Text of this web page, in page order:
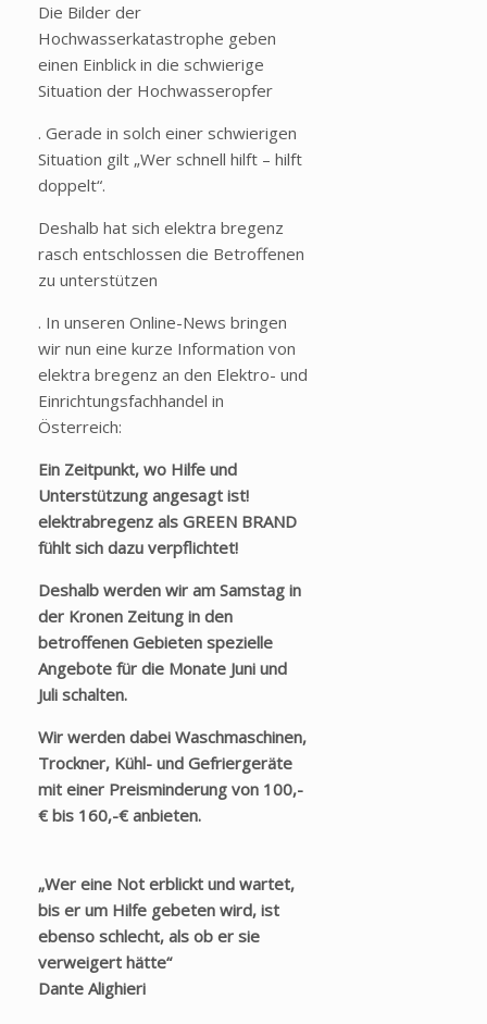
Die Bilder der
Hochwasserkatastrophe geben
einen Einblick in die schwierige
Situation der Hochwasseropfer
. Gerade in solch einer schwierigen
Situation gilt „Wer schnell hilft – hilft
doppelt“.
Deshalb hat sich elektra bregenz
rasch entschlossen die Betroffenen
zu unterstützen
. In unseren Online-News bringen
wir nun eine kurze Information von
elektra bregenz an den Elektro- und
Einrichtungsfachhandel in
Österreich:
Ein Zeitpunkt, wo Hilfe und
Unterstützung angesagt ist!
elektrabregenz als GREEN BRAND
fühlt sich dazu verpflichtet!
Deshalb werden wir am Samstag in
der Kronen Zeitung in den
betroffenen Gebieten spezielle
Angebote für die Monate Juni und
Juli schalten.
Wir werden dabei Waschmaschinen,
Trockner, Kühl- und Gefriergeräte
mit einer Preisminderung von 100,-
€ bis 160,-€ anbieten.
„Wer eine Not erblickt und wartet,
bis er um Hilfe gebeten wird, ist
ebenso schlecht, als ob er sie
verweigert hätte“
Dante Alighieri